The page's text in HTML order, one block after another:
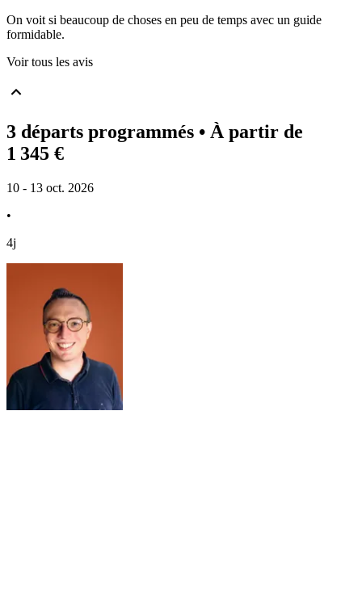
On voit si beaucoup de choses en peu de temps avec un guide
formidable.
Voir tous les avis
3 départs programmés • À partir de
1 345 €
10 - 13 oct. 2026
•
4j